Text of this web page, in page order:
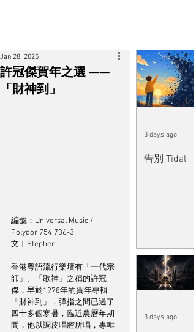
許冠傑賀年之選 ——
「財神到」
Jan 28, 2025
編號：Universal Music /
Polydor 754 736-3
文︱Stephen
香港粵語流行樂壇有「一代宗
師」、「歌神」之稱的許冠
傑，早於1978年的賀年專輯
「財神到」，彈指之間已過了
四十多個寒暑，臨近農曆年期
間，他以調皮唱腔所唱，專輯
告別 Tidal
3 days ago
3 days ago